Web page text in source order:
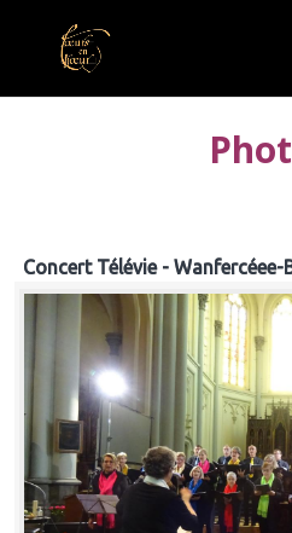
Concert Télévie -